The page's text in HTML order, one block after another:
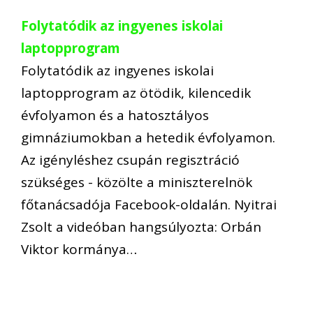
Folytatódik az ingyenes iskolai
laptopprogram
Folytatódik az ingyenes iskolai
laptopprogram az ötödik, kilencedik
évfolyamon és a hatosztályos
gimnáziumokban a hetedik évfolyamon.
Az igényléshez csupán regisztráció
szükséges - közölte a miniszterelnök
főtanácsadója Facebook-oldalán. Nyitrai
Zsolt a videóban hangsúlyozta: Orbán
Viktor kormánya…